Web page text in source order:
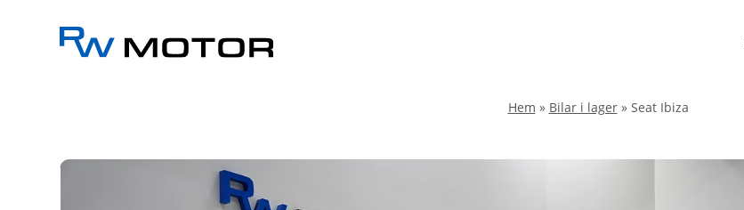
Hem » Bilar i lager» Seat Ibiza